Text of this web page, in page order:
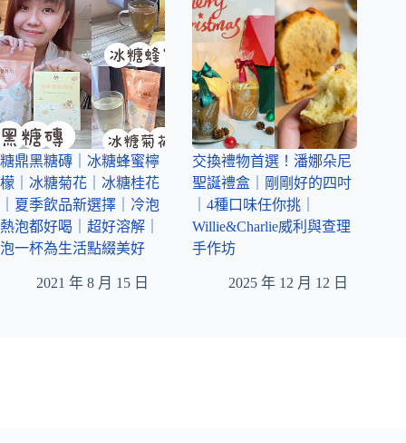
糖鼎黑糖磚｜冰糖蜂蜜檸
檬｜冰糖菊花｜冰糖桂花
｜夏季飲品新選擇｜冷泡
熱泡都好喝｜超好溶解｜
泡一杯為生活點綴美好
2021 年 8 月 15 日
交換禮物首選！潘娜朵尼
聖誕禮盒｜剛剛好的四吋
｜4種口味任你挑｜
Willie&Charlie威利與查理
手作坊
2025 年 12 月 12 日